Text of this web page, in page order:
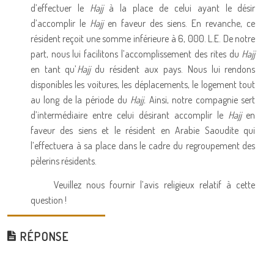
d’effectuer le Hajj à la place de celui ayant le désir
d’accomplir le Hajjen faveur des siens. En revanche, ce
résident reçoit une somme inférieure à 6, 000. L.E. De notre
part, nous lui facilitons l’accomplissement des rites du Hajj
en tant qu’Hajjdu résident aux pays. Nous lui rendons
disponibles les voitures, les déplacements, le logement tout
au long de la période du Hajj. Ainsi, notre compagnie sert
d’intermédiaire entre celui désirant accomplir le Hajjen
faveur des siens et le résident en Arabie Saoudite qui
l’effectuera à sa place dans le cadre du regroupement des
pèlerins résidents.
Veuillez nous fournir l’avis religieux relatif à cette
question !
RÉPONSE